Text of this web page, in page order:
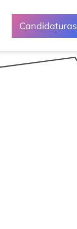
Candidaturas